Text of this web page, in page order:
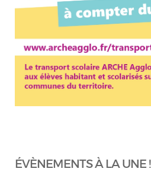
ÉVÈNEMENTS À LA UNE !